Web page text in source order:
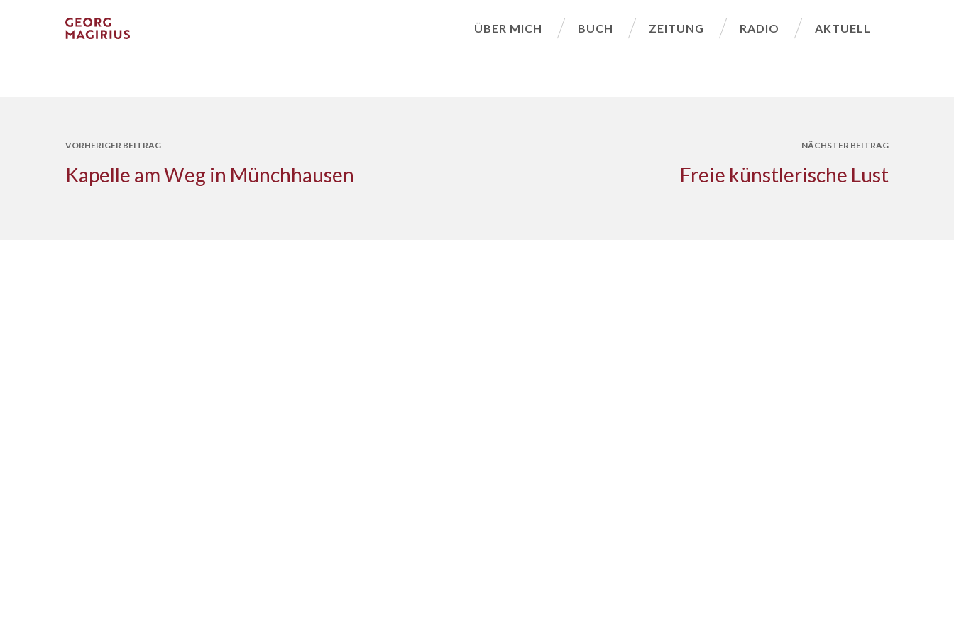
ÜBER MICH BUCH ZEITUNG RADIO AKTUELL
VORHERIGER BEITRAG
Kapelle am Weg in Münchhausen
NÄCHSTER BEITRAG
Freie künstlerische Lust